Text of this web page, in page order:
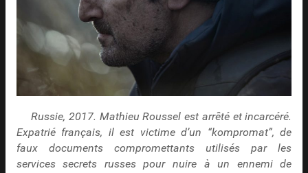
Russie, 2017. Mathieu Roussel est arrêté et incarcéré.
Expatrié français, il est victime d’un “kompromat”, de
faux documents compromettants utilisés par les
services secrets russes pour nuire à un ennemi de